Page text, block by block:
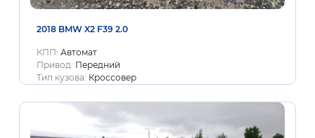
2018 BMW X2 F39 2.0
КПП: Автомат
Привод: Передний
Тип кузова: Кроссовер